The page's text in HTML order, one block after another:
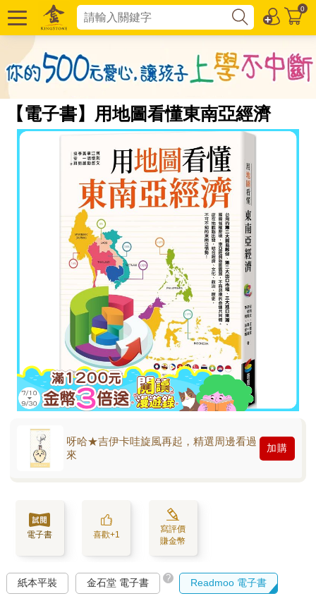
0
【電子書】用地圖看懂東南亞經濟
呀哈★吉伊卡哇旋風再起，精選周邊看過
來
加購
電子書 喜歡+1
寫評價
賺金幣
紙本平裝 金石堂 電子書 ? Readmoo 電子書